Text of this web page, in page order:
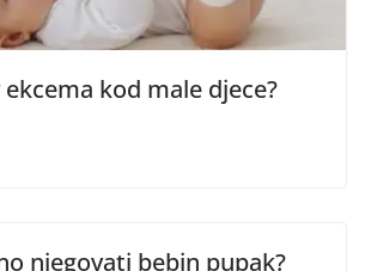
kod male djece?
njegovati bebin pupak?